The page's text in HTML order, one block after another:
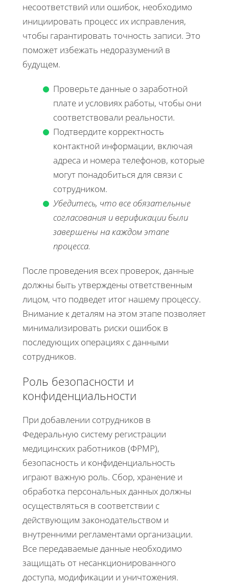
несоответствий или ошибок, необходимо
инициировать процесс их исправления,
чтобы гарантировать точность записи. Это
поможет избежать недоразумений в
будущем.
Проверьте данные о заработной
плате и условиях работы, чтобы они
соответствовали реальности.
Подтвердите корректность
контактной информации, включая
адреса и номера телефонов, которые
могут понадобиться для связи с
сотрудником.
Убедитесь, что все обязательные
согласования и верификации были
завершены на каждом этапе
процесса.
После проведения всех проверок, данные
должны быть утверждены ответственным
лицом, что подведет итог нашему процессу.
Внимание к деталям на этом этапе позволяет
минимализировать риски ошибок в
последующих операциях с данными
сотрудников.
Роль безопасности и
конфиденциальности
При добавлении сотрудников в
Федеральную систему регистрации
медицинских работников (ФРМР),
безопасность и конфиденциальность
играют важную роль. Сбор, хранение и
обработка персональных данных должны
осуществляться в соответствии с
действующим законодательством и
внутренними регламентами организации.
Все передаваемые данные необходимо
защищать от несанкционированного
доступа, модификации и уничтожения.